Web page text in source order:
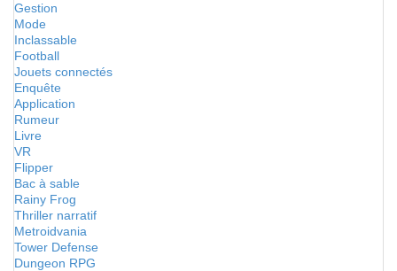
Gestion
Mode
Inclassable
Football
Jouets connectés
Enquête
Application
Rumeur
Livre
VR
Flipper
Bac à sable
Rainy Frog
Thriller narratif
Metroidvania
Tower Defense
Dungeon RPG